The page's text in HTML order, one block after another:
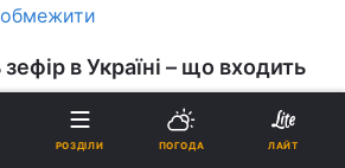
в Україні – що входить
класичний зефір
РОЗДІЛИ ПОГОДА ЛАЙТ